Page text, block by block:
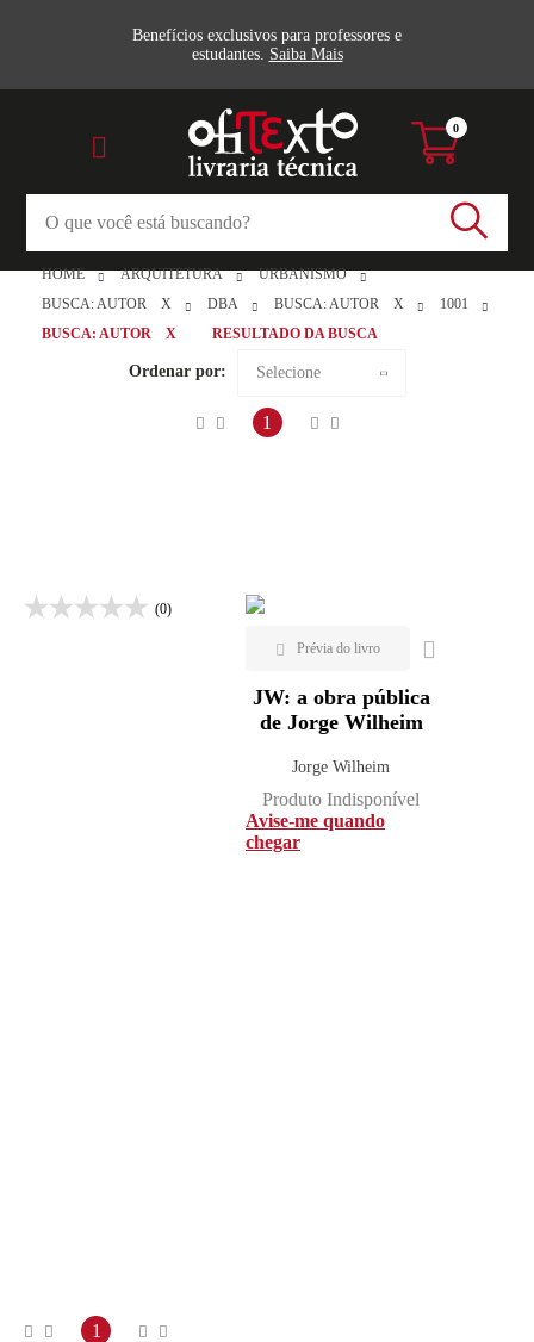
Benefícios exclusivos para professores e
estudantes. Saiba Mais
0
HOME ARQUITETURA
URBANISMO
BUSCA: AUTOR
X DBA BUSCA: AUTOR X
1001
BUSCA: AUTOR
X RESULTADO DA BUSCA
Ordenar por: Selecione
Maior preço
1
(0)
JW: a obra pública
de Jorge Wilheim
Jorge Wilheim
Produto Indisponível
Avise-me quando
chegar
1